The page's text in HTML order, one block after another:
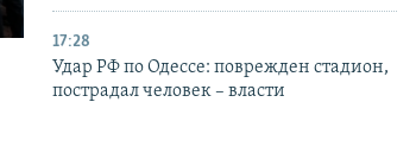
17:28
Удар РФ по Одессе: поврежден стадион,
пострадал человек – власти